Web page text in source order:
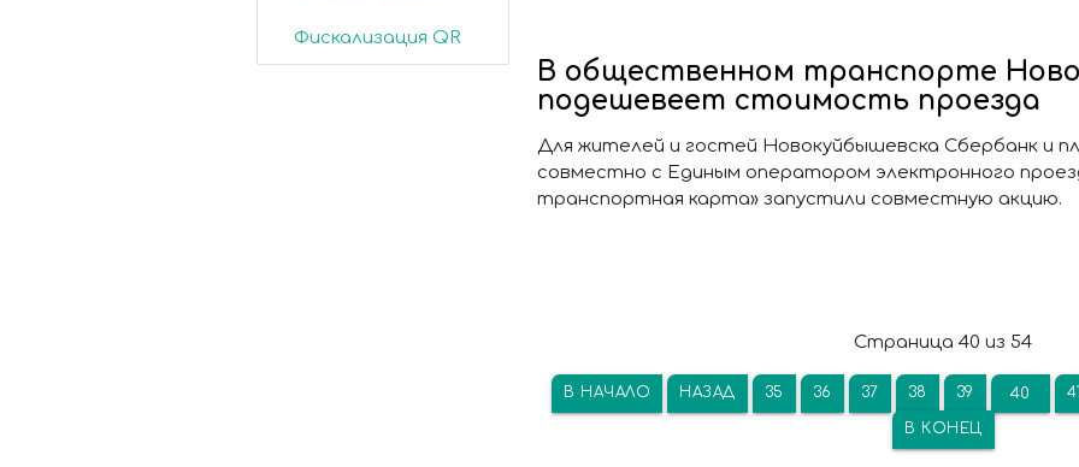
Фискализация QR
В общественном транспорте
подешевеет стоимость проезда
Для жителей и гостей Новокуйбышевска Сбербанк и
совместно с Единым оператором электронного
транспортная карта» запустили совместную акцию.
Страница 40 из 54
В НАЧАЛО НАЗАД 35 36 37 38 39 40 41
В КОНЕЦ